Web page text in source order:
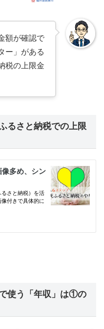
額が確認で
ー」がある
税の上限金
るさと納税での上限
使う「年収」は①の